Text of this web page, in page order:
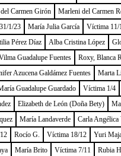
Carmen Girón Marleni del Carmen
1/23 María Julia García Víctima 11/
Pérez Díaz Alba Cristina López
Guadalupe Fuentes Roxy, Blanca
Azucena Galdámez Fuentes Marta
Guadalupe Guardado Víctima 1/4
Elizabeth de León (Doña Bety)
María Landaverde Carla Angélica
Rocío G. Víctima 18/12 Yuri
María Brito Víctima 7/11 Rubia